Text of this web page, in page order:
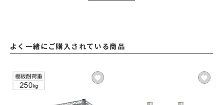
よく一緒にご購入されている商品